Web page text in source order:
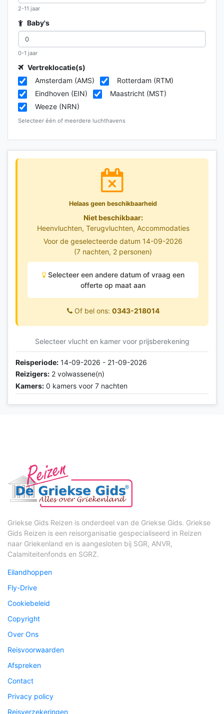
2-11 jaar
Baby's
0-1 jaar
Vertreklocatie(s)
Amsterdam (AMS)
Rotterdam (RTM)
Eindhoven (EIN)
Maastricht (MST)
Weeze (NRN)
Selecteer één of meerdere luchthavens
Helaas geen beschikbaarheid
Niet beschikbaar:
Heenvluchten, Terugvluchten, Accommodaties
Voor de geselecteerde datum 14-09-2026
(7 nachten, 2 personen)
Selecteer een andere datum of vraag een
offerte op maat aan
Of bel ons: 0343-218014
Selecteer vlucht en kamer voor prijsberekening
Reisperiode: 14-09-2026 - 21-09-2026
Reizigers: 2 volwassene(n)
Kamers: 0 kamers voor 7 nachten
Griekse Gids Reizen is onderdeel van de Griekse Gids. Griekse
Gids Reizen is een reisorganisatie gespecialiseerd in Reizen
naar Griekenland en is aangesloten bij SGR, ANVR,
Calamiteitenfonds en SGRZ.
Eilandhoppen
Fly-Drive
Cookiebeleid
Copyright
Over Ons
Reisvoorwaarden
Afspreken
Contact
Privacy policy
Reisverzekeringen